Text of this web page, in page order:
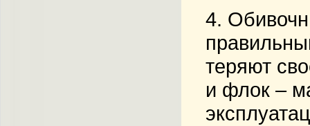
4.
теряют
и флок –